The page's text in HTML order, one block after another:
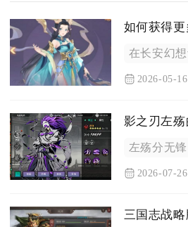
2026-05-16
2026-07-26